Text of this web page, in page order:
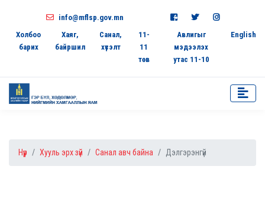
info@mflsp.gov.mn
Холбоо
барих
Хаяг,
байршил
Санал,
хүсэлт
11-
11
төв
Авлигыг
мэдээлэх
утас 11-10
English
Нүүр Хууль эрх зүй Санал авч байна Дэлгэрэнгүй